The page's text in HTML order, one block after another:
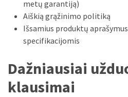
metų garantiją)
Aiškią grąžinimo politiką
Išsamius produktų
specifikacijomis
Dažniausiai
klausimai